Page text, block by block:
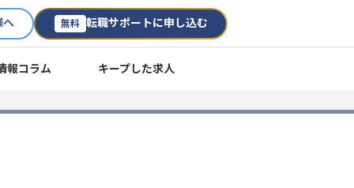
へ 無料 転職サポートに申し込む
報コラム キープした求人